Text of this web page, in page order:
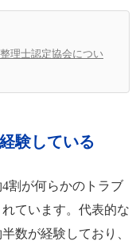
理士認定協会につい
験している
割が何らかのトラブ
ています。代表的な
数が経験しており、